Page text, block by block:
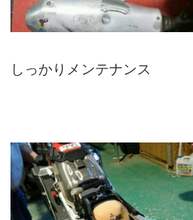
しっかりメンテナンス